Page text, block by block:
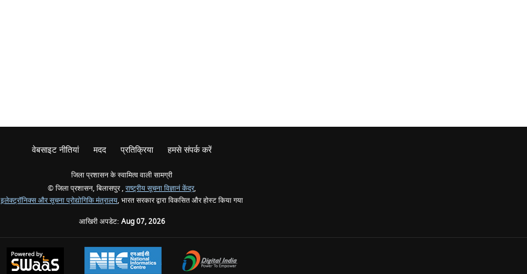
वेबसाइट नीतियां मदद प्रतिक्रिया हमसे संपर्क करें
जिला प्रशासन के स्वामित्व वाली सामग्री
© जिला प्रशासन, बिलासपुर , राष्ट्रीय सूचना विज्ञानं केंद्र,
इलेक्ट्रॉनिक्स और सूचना प्रोद्योगिकि मंत्रालय, भारत सरकार द्वारा विकसित और होस्ट किया गया
आखिरी अपडेट: Aug 07, 2026